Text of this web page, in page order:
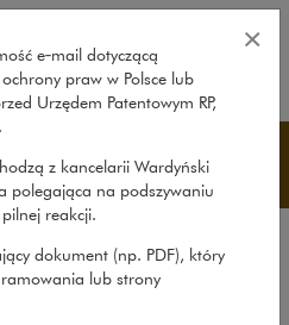
IFA
Co nowego
Rekomendacje
e‑mail dotyczącą
praw w Polsce lub
Urzędem Patentowym RP,
z kancelarii Wardyński
polegająca na podszywaniu
reakcji.
dokument (np. PDF), który
lub strony
×